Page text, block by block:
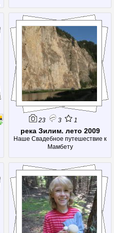
23 3 1
река Зилим. лето 2009
Наше Свадебное путешествие к
Мамбету